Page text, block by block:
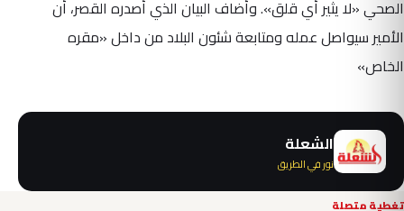
الصحي «لا يثير أي قلق». وأضاف البيان الذي أصدره القصر، أن
الأمير سيواصل عمله ومتابعة شئون البلاد من داخل «مقره
الخاص»
الشعلة
نور في الطريق
تغطية متصلة